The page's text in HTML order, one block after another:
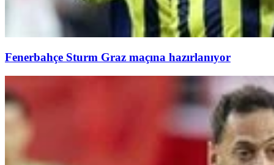
Fenerbahçe Sturm Graz maçına hazırlanıyor